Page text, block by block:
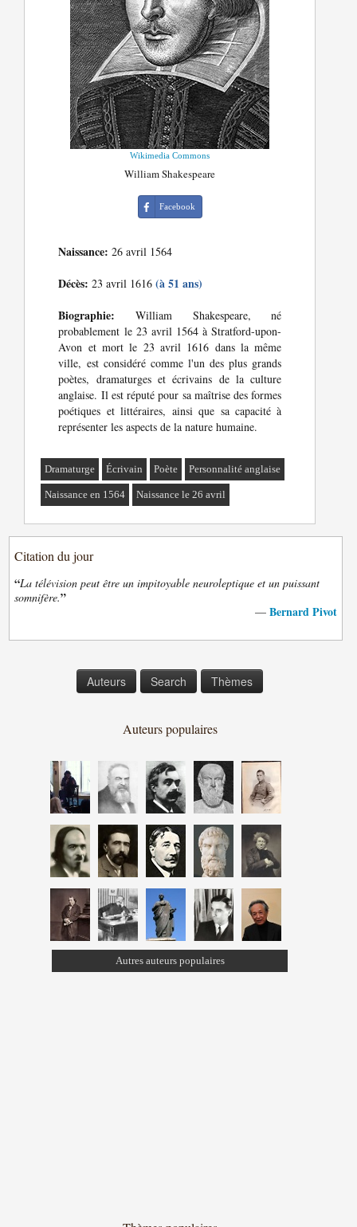
Wikimedia Commons
William Shakespeare
Facebook
Naissance: 26 avril 1564
Décès: 23 avril 1616(à 51 ans)
Biographie: William Shakespeare, né
probablement le 23 avril 1564 à Stratford-upon-
Avon et mort le 23 avril 1616 dans la même
ville, est considéré comme l'un des plus grands
poètes, dramaturges et écrivains de la culture
anglaise. Il est réputé pour sa maîtrise des formes
poétiques et littéraires, ainsi que sa capacité à
représenter les aspects de la nature humaine.
Dramaturge Écrivain Poète Personnalité anglaise
Naissance en 1564 Naissance le 26 avril
Citation du jour
“La télévision peut être un impitoyable neuroleptique et un puissant
somnifère.”
— Bernard Pivot
Auteurs Search Thèmes
Auteurs populaires
Autres auteurs populaires